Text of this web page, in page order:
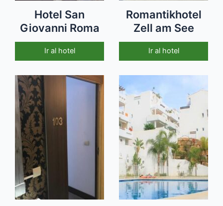
Hotel San
Giovanni Roma
Ir al hotel
Romantikhotel
Zell am See
Ir al hotel